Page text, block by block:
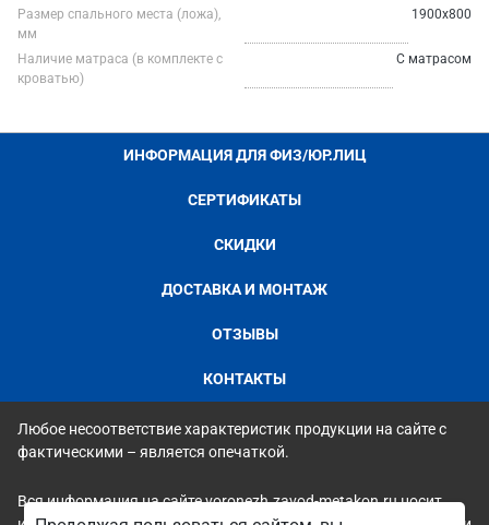
Размер спального места (ложа),
мм
1900х800
Наличие матраса (в комплекте с
кроватью)
С матрасом
ИНФОРМАЦИЯ ДЛЯ ФИЗ/ЮР.ЛИЦ
СЕРТИФИКАТЫ
СКИДКИ
ДОСТАВКА И МОНТАЖ
ОТЗЫВЫ
КОНТАКТЫ
Любое несоответствие характеристик продукции на сайте с
фактическими – является опечаткой.
Вся информация на сайте voronezh.zavod-metakon.ru носит